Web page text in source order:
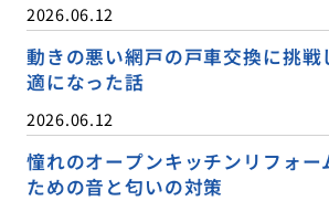
2026.06.12
動きの悪い網戸の戸車交換に挑
適になった話
2026.06.12
憧れのオープンキッチンリフォー
ための音と匂いの対策